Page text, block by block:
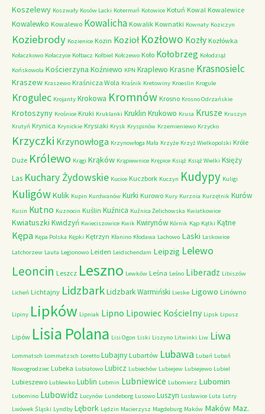
Koszelewy Koszwały Kosów Lacki Kotermań Kotowice Kotuń Kowal Kowalewice
Kowalewko Kowalewo Kowalicha Kowalik Kownatki Kownaty Koziczyn
Koziebrody Kozienice Kozin Kozioł Kozłowo Kozły Kozłówka
Kołaczkowo Kołaczyce Kołbacz Kołbiel Kołczewo Koło Kołobrzeg Kołodziąż
Końskowola Kościerzyna Koźniewo KPN Kraplewo Krasne Krasnosielc
Kraszew Kraszewo Kraśnicza Wola Kraśnik Kretowiny Kroeslin Krogule
Krogulec Krojanty Krokowa Kromnów Krosno Krosno Odrzańskie
Krotoszyny Krośnice Kruki Kruklanki Kruklin Krukowo Krusa Krusze Kruszyn
Krutyń Krynica Krynickie Krysiaki Krysk Kryspinów Krzemieniewo Krzycko
Krzyczki Krzynowłoga Krzynowłoga Mała Krzyże Krzyż Wielkopolski Króle
Duże Królewo Krągi Krąków Krąpiewnice Krępice Książ Książ Wielki Księży
Las Kuchary Żydowskie Kucice Kuczbork Kuczyn Kudypy Kuligi
KuligówKulik Kupin Kurdwanów Kurki Kurowo Kury Kurznia Kurzętnik Kurów
Kusin Kutno Kuznocin Kuślin Kuźnica Kuźnica Żelichowska Kwiatkowice
Kwiatuszki Kwidzyń Kwieciszowice Kwik Kwirynów Kórnik Kąp Kątki Kątne
Kępa Kępa Polska Kępki Kętrzyn Kłanino Kłodawa Lachowo Laski Laskowice
Latchorzew Lauta Legionowo Leiden Leidschendam Leipzig Lelewo
Leoncin Leszcz Leszno Lewków Leśna Leśno Liberadz Libiszów
Licheń Lichtajny LidzbarkLidzbark Warmiński Lieske Ligowo Linówno
Lipiny Lipków Lipniak Lipno Lipowiec Kościelny Lipsk Lipusz
Lipów Lisia Polana Lisi Ogon Liski Liszyno Litwinki Liw Liwa
Lommatsch Lommatzsch Loretto Lubajny Lubartów Lubawa Lubań Lubań
Nowogrodziec Lubeka Lubiatowo Lubicz Lubiechów Lubiejew Lubiejewo Lubiel
Lubieszewo Lublewko Lublin Lubmin Lubniewice Lubomierz Lubomin
Lubomino Lubowidz Lucynów Lundeborg Lusowo Luszyn Lusławice Luta Lutry
Lwówek Śląski Lyndby Lębork Lędzin Macierzysz Magdeburg Maków Maków Maz.